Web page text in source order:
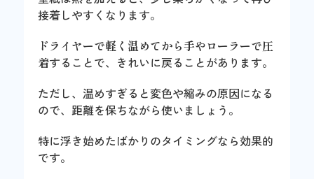
接着しやすくなります。
ドライヤーで軽く温めてから手やローラーで圧
着することで、きれいに戻ることがあります。
ただし、温めすぎると変色や縮みの原因になる
ので、距離を保ちながら使いましょう。
特に浮き始めたばかりのタイミングなら効果的
です。